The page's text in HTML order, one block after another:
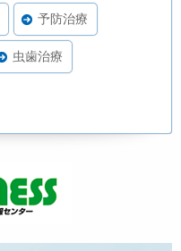
予防治療
虫歯治療